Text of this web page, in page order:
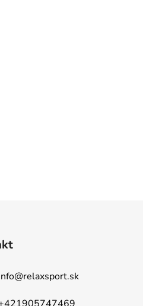
@relaxsport.sk